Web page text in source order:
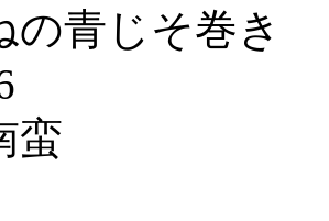
の青じそ巻き
蛮